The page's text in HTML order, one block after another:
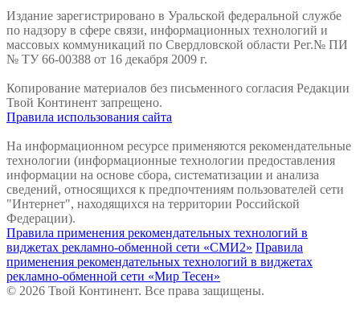
Издание зарегистрировано в Уральской федеральной службе
по надзору в сфере связи, информационных технологий и
массовых коммуникаций по Свердловской области Рег.№ ПИ
№ ТУ 66-00388 от 16 декабря 2009 г.
Копирование материалов без письменного согласия Редакции
Твой Континент запрещено.
Правила использования сайта
На информационном ресурсе применяются рекомендательные
технологии (информационные технологии предоставления
информации на основе сбора, систематизации и анализа
сведений, относящихся к предпочтениям пользователей сети
"Интернет", находящихся на территории Российской
Федерации).
Правила применения рекомендательных технологий в
виджетах рекламно-обменной сети «СМИ2» Правила
применения рекомендательных технологий в виджетах
рекламно-обменной сети «Мир Тесен»
© 2026 Твой Континент. Все права защищены.